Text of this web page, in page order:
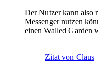
Der Nutzer kann also
Messenger nutzen
einen Walled Garden
Zitat von Claus